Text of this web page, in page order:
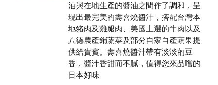
油與在地生產的醬油之間作了調和，呈
現出最完美的壽喜燒醬汁，搭配台灣本
地豬肉及雞腿肉、美國上選的牛肉以及
八德農產銷蔬菜及部分自家自產蔬果提
供給貴賓。壽喜燒醬汁帶有淡淡的豆
香，醬汁香甜而不膩，值得您來品嚐的
日本好味